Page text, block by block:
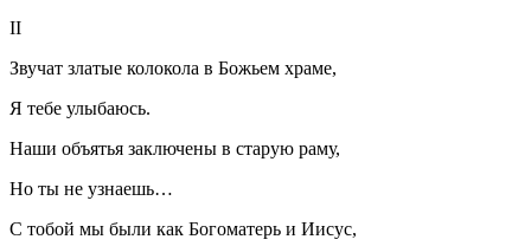
II
Звучат златые колокола в Божьем храме,
Я тебе улыбаюсь.
Наши объятья заключены в старую раму,
Но ты не узнаешь…
С тобой мы были как Богоматерь и Иисус,